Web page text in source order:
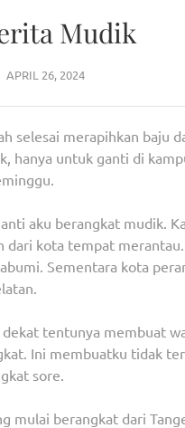
Mudik
APRIL 26, 2024
selesai merapihkan baju
hanya untuk ganti di
aku berangkat mudik.
dari kota tempat merantau.
Sementara kota
dekat tentunya membuat
Ini membuatku tidak
sore.
mulai berangkat dari